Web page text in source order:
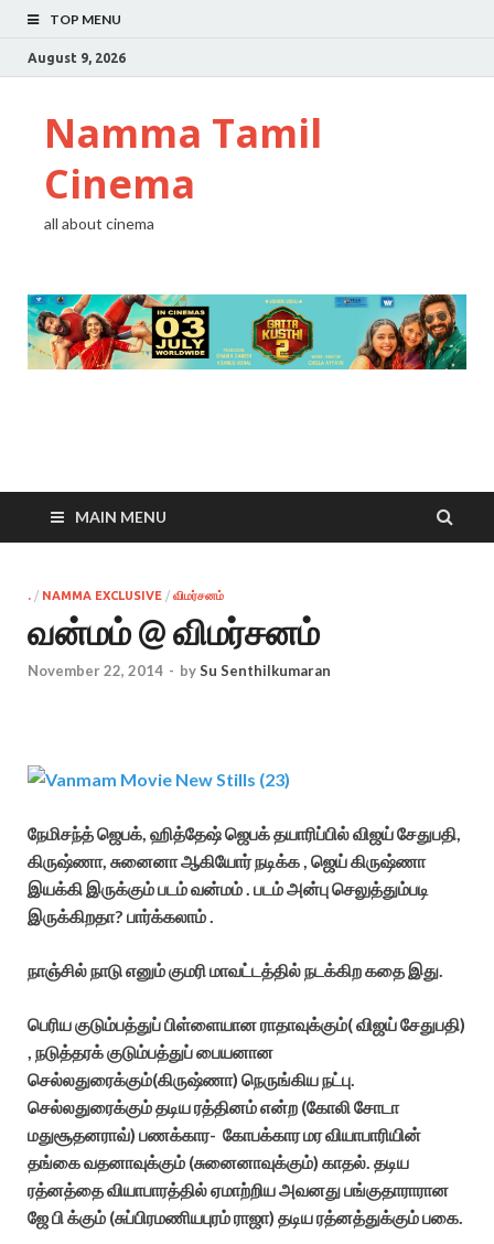
TOP MENU
August 9, 2026
Namma Tamil
Cinema
all about cinema
MAIN MENU
. / NAMMA EXCLUSIVE / விமர்சனம்
வன்மம் @ விமர்சனம்
November 22, 2014 - bySu Senthilkumaran
நேமிசந்த் ஜெபக், ஹித்தேஷ் ஜெபக் தயாரிப்பில் விஜய் சேதுபதி,
கிருஷ்ணா, சுனைனா ஆகியோர் நடிக்க , ஜெய் கிருஷ்ணா
இயக்கி இருக்கும் படம் வன்மம் . படம் அன்பு செலுத்தும்படி
இருக்கிறதா? பார்க்கலாம் .
நாஞ்சில் நாடு எனும் குமரி மாவட்டத்தில் நடக்கிற கதை இது.
பெரிய குடும்பத்துப் பிள்ளையான ராதாவுக்கும்( விஜய் சேதுபதி)
, நடுத்தரக் குடும்பத்துப் பையனான
செல்லதுரைக்கும்(கிருஷ்ணா) நெருங்கிய நட்பு.
செல்லதுரைக்கும் தடிய ரத்தினம் என்ற (கோலி சோடா
மதுசூதனராவ்) பணக்கார- கோபக்கார மர வியாபாரியின்
தங்கை வதனாவுக்கும் (சுனைனாவுக்கும்) காதல். தடிய
ரத்னத்தை வியாபாரத்தில் ஏமாற்றிய அவனது பங்குதாராரான
ஜே பி க்கும் (சுப்பிரமணியபுரம் ராஜா) தடிய ரத்னத்துக்கும் பகை.